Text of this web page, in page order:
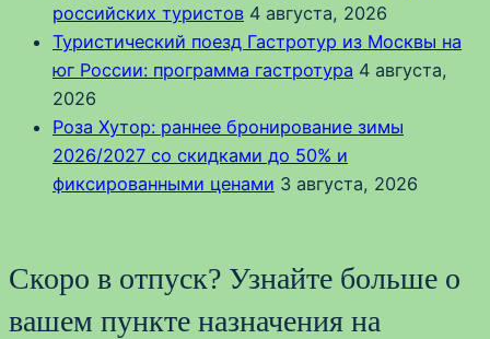
российских туристов 4 августа, 2026
Туристический поезд Гастротур из Москвы на
юг России: программа гастротура 4 августа,
2026
Роза Хутор: раннее бронирование зимы
2026/2027 со скидками до 50% и
фиксированными ценами 3 августа, 2026
Скоро в отпуск? Узнайте больше о
вашем пункте назначения на